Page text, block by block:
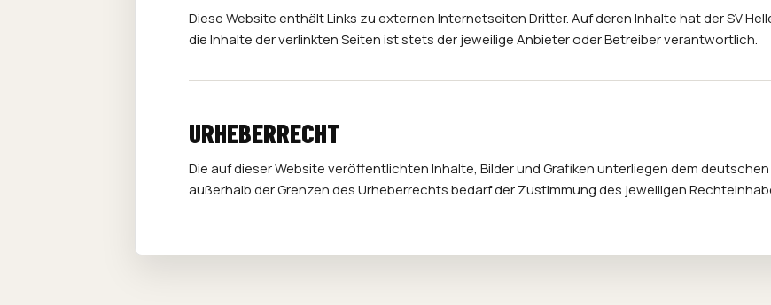
Diese Website enthält Links zu externen Internetseiten Dritter. Auf deren Inhalte hat der SV
die Inhalte der verlinkten Seiten ist stets der jeweilige Anbieter oder Betreiber verantwortlich.
URHEBERRECHT
Die auf dieser Website veröffentlichten Inhalte, Bilder und Grafiken unterliegen dem
außerhalb der Grenzen des Urheberrechts bedarf der Zustimmung des jeweiligen